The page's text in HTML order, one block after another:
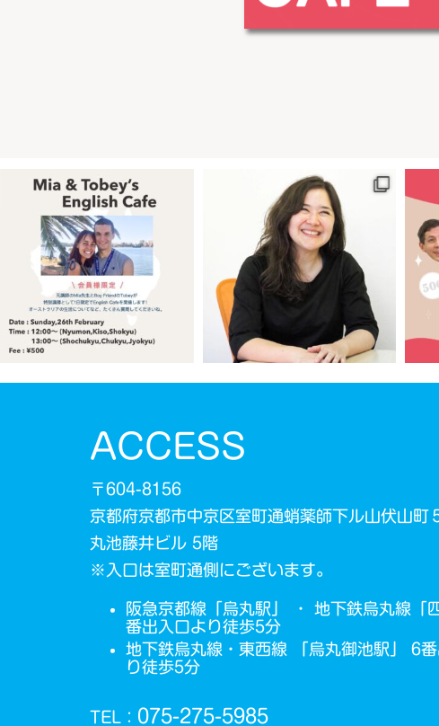
ACCESS
〒604-8156
京都府京都市中京区室町通蛸薬師下ル山伏山町
丸池藤井ビル 5階
※入口は室町通側にございます。
阪急京都線「烏丸駅」 ・ 地下鉄烏丸線「
番出入口より徒歩5分
地下鉄烏丸線・東西線 「烏丸御池駅」 6
り徒歩5分
TEL： 075-275-5985